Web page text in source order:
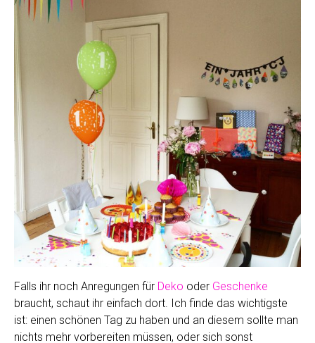
Falls ihr noch Anregungen für Deko oder Geschenke
braucht, schaut ihr einfach dort. Ich finde das wichtigste
ist: einen schönen Tag zu haben und an diesem sollte man
nichts mehr vorbereiten müssen, oder sich sonst